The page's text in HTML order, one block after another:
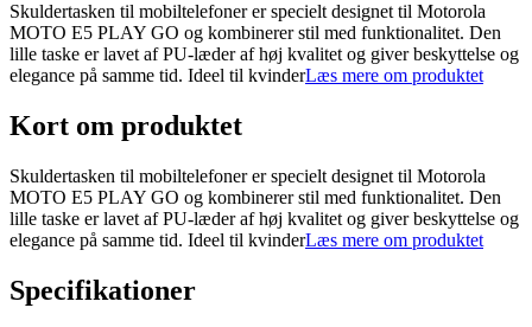
Skuldertasken til mobiltelefoner er specielt designet til Motorola
MOTO E5 PLAY GO og kombinerer stil med funktionalitet. Den
lille taske er lavet af PU-læder af høj kvalitet og giver beskyttelse og
elegance på samme tid. Ideel til kvinderLæs mere om produktet
Kort om produktet
Skuldertasken til mobiltelefoner er specielt designet til Motorola
MOTO E5 PLAY GO og kombinerer stil med funktionalitet. Den
lille taske er lavet af PU-læder af høj kvalitet og giver beskyttelse og
elegance på samme tid. Ideel til kvinderLæs mere om produktet
Specifikationer